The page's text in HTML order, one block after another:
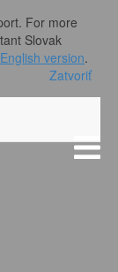
For more
Slovak
version.
Zatvoriť